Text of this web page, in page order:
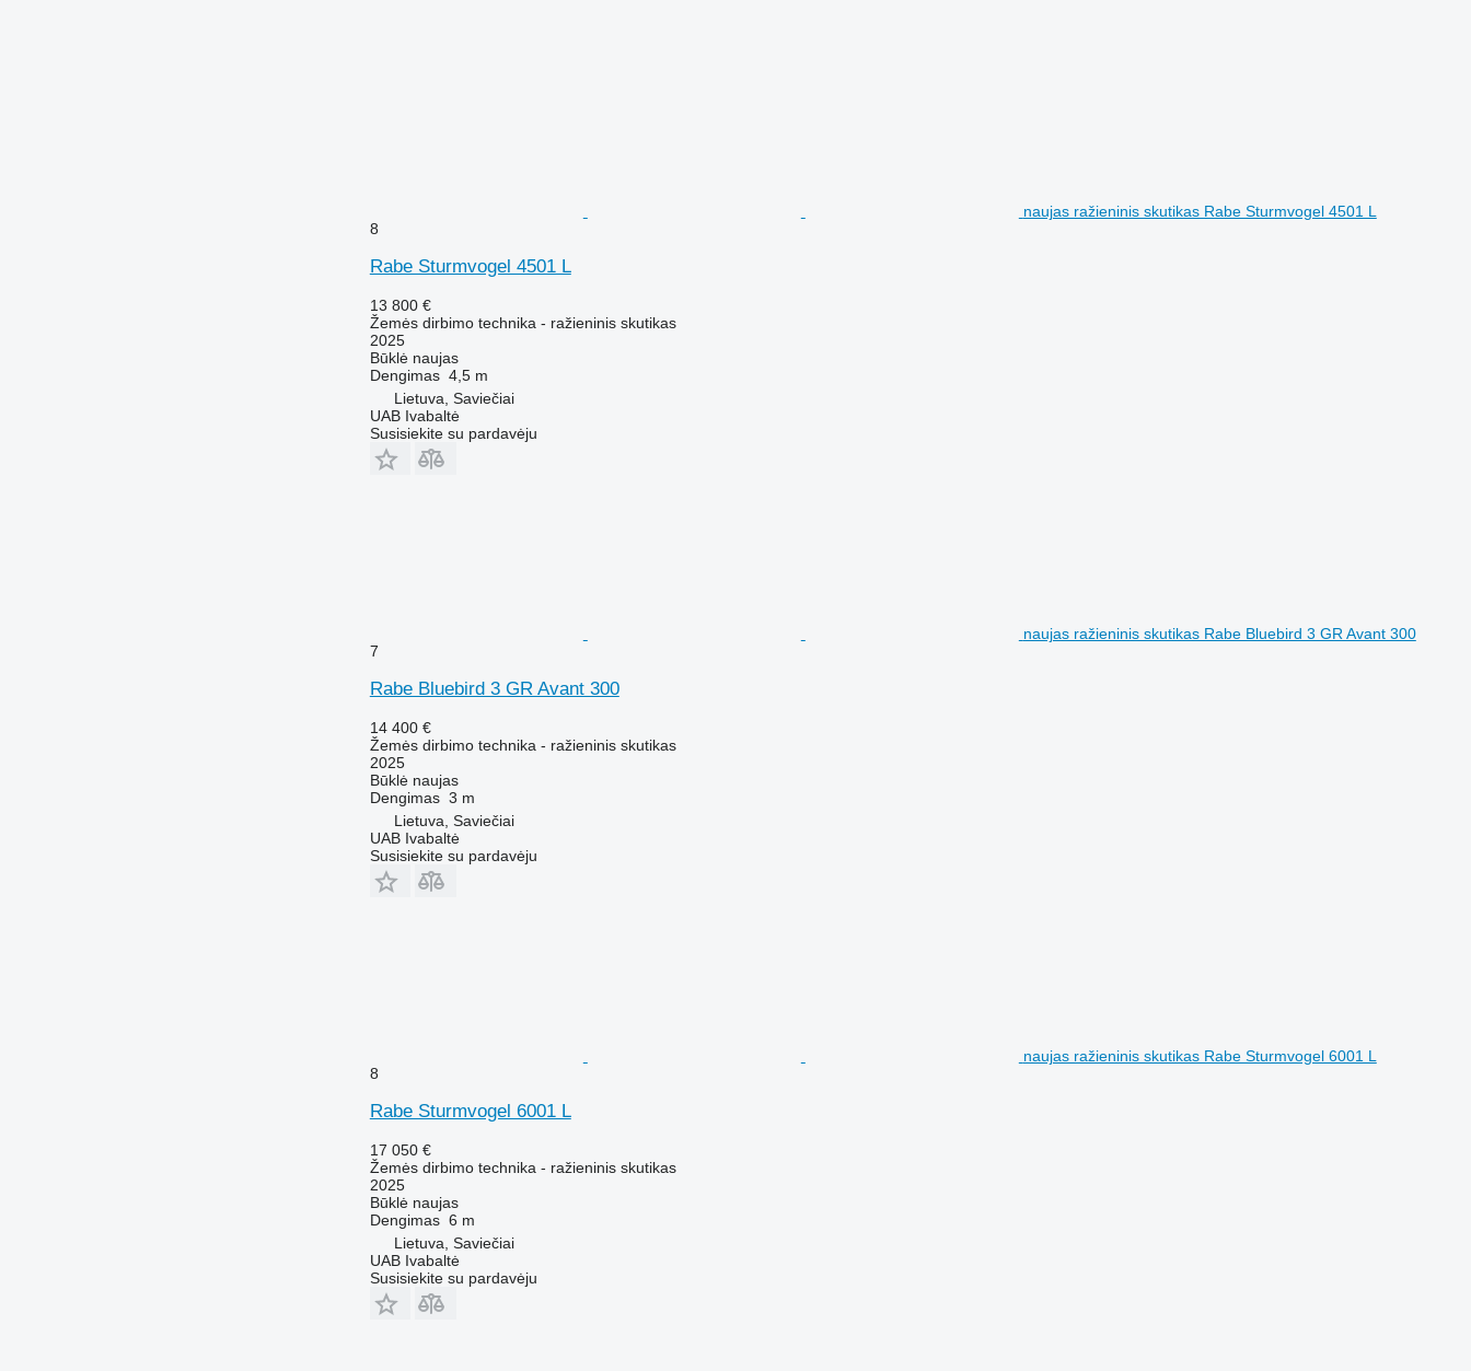
naujas ražieninis skutikas Rabe Sturmvogel 4501 L
8
Rabe Sturmvogel 4501 L
13 800 €
Žemės dirbimo technika - ražieninis skutikas
2025
Būklėnaujas
Dengimas 4,5 m
Lietuva, Saviečiai
UAB Ivabaltė
Susisiekite su pardavėju
naujas ražieninis skutikas Rabe Bluebird 3 GR Avant 300
7
Rabe Bluebird 3 GR Avant 300
14 400 €
Žemės dirbimo technika - ražieninis skutikas
2025
Būklėnaujas
Dengimas 3 m
Lietuva, Saviečiai
UAB Ivabaltė
Susisiekite su pardavėju
naujas ražieninis skutikas Rabe Sturmvogel 6001 L
8
Rabe Sturmvogel 6001 L
17 050 €
Žemės dirbimo technika - ražieninis skutikas
2025
Būklėnaujas
Dengimas 6 m
Lietuva, Saviečiai
UAB Ivabaltė
Susisiekite su pardavėju